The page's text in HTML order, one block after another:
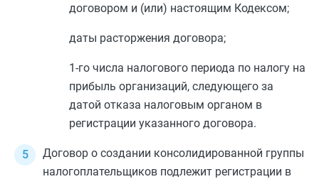
договором и (или) настоящим Кодексом;
даты расторжения договора;
1-го числа налогового периода по налогу на
прибыль организаций, следующего за
датой отказа налоговым органом в
регистрации указанного договора.
Договор о создании консолидированной группы
налогоплательщиков подлежит регистрации в